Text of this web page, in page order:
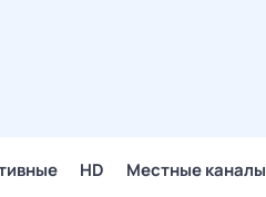
HD Местные каналы